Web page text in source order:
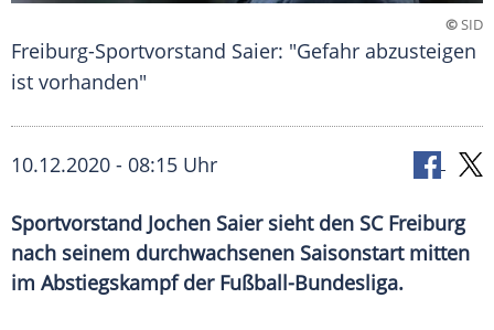
©SID
Freiburg-Sportvorstand Saier: "Gefahr abzusteigen
ist vorhanden"
10.12.2020 - 08:15 Uhr
Sportvorstand Jochen Saier sieht den SC Freiburg
nach seinem durchwachsenen Saisonstart mitten
im Abstiegskampf der Fußball-Bundesliga.